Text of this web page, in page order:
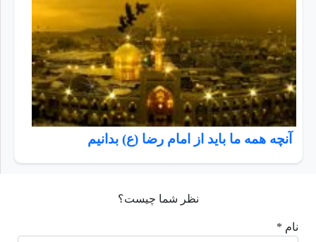
آنچه همه ما باید از امام رضا (ع) بدانیم
نظر شما چیست؟
نام *